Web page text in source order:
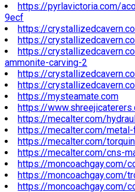
https://pyrlavictoria.com/
9ecf
https://
https://
https://
ammonite-carving-2
https://
https://
https://mysteamate.com
https://
https://mecalter.com/
https://mecalter.com/
https://mecalter.com/
https://mecalter.com/cns-
https://moncoachgay.com/
https://moncoachgay.com/
https://moncoachgay.com/